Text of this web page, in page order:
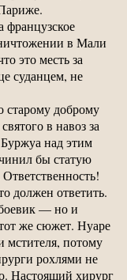
французское
в Мали
это месть за
суданцем, не
старому доброму
в навоз за
над этим
бы статую
должен ответить.
— но и
же сюжет. Нуаре
мстителя, потому
рохлями не
Настоящий хирург